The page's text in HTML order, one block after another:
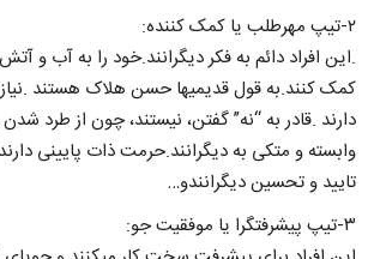
۲-تیپ مهرطلب یا کمک کننده:
.این افراد دائم به فکر دیگرانند.خود را به آب و
کمک کنند.به قول قدیمیها حسن هلاک هستند
دارند .قادر به “نه” گفتن، نیستند، چون از طرد
وابسته و متکی به دیگرانند.حرمت ذات پایینی
تایید و تحسین دیگرانندو…
۳-تیپ پیشرفتگرا یا موفقیت جو: